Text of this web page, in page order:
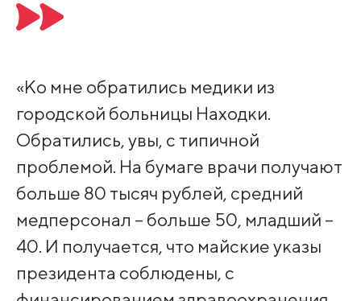
«Ко мне обратились медики из
городской больницы Находки.
Обратились, увы, с типичной
проблемой. На бумаге врачи получают
больше 80 тысяч рублей, средний
медперсонал – больше 50, младший –
40. И получается, что майские указы
президента соблюдены, с